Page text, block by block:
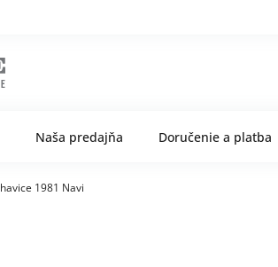
Naša predajňa Doručenie a platba
1981 Navi